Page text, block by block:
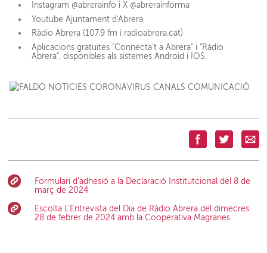
Instagram @abrerainfo i X @abrerainforma
Youtube Ajuntament d'Abrera
Ràdio Abrera (107.9 fm i radioabrera.cat)
Aplicacions gratuïtes "Connecta't a Abrera" i "Ràdio
Abrera", disponibles als sistemes Android i IOS.
Formulari d'adhesió a la Declaració Institutcional del 8 de
març de 2024
Escolta L'Entrevista del Dia de Ràdio Abrera del dimecres
28 de febrer de 2024 amb la Cooperativa Magranes